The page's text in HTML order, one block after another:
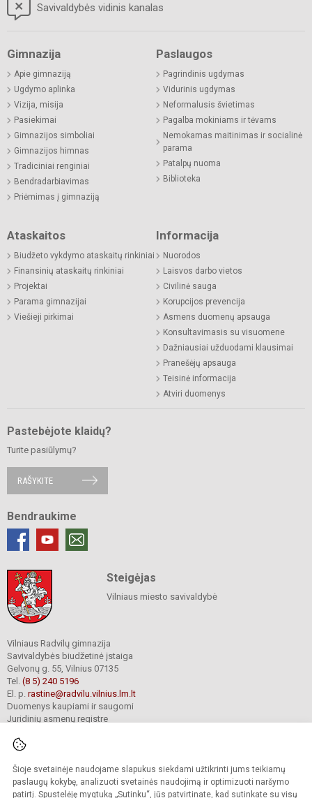
Šioje svetainėje naudojame slapukus siekdami užtikrinti jums teikiamų
paslaugų kokybę, analizuoti svetainės naudojimą ir optimizuoti naršymo
patirtį. Spustelėję mygtuką „Sutinku“, jūs patvirtinate, kad sutinkate su visų
Savivaldybės vidinis kanalas
Gimnazija
Apie gimnaziją
Ugdymo aplinka
Vizija, misija
Pasiekimai
Gimnazijos simboliai
Gimnazijos himnas
Tradiciniai renginiai
Bendradarbiavimas
Priėmimas į gimnaziją
Paslaugos
Pagrindinis ugdymas
Vidurinis ugdymas
Neformalusis švietimas
Pagalba mokiniams ir tėvams
Nemokamas maitinimas ir socialinė
parama
Patalpų nuoma
Biblioteka
Ataskaitos
Biudžeto vykdymo ataskaitų rinkiniai
Finansinių ataskaitų rinkiniai
Projektai
Parama gimnazijai
Viešieji pirkimai
Informacija
Nuorodos
Laisvos darbo vietos
Civilinė sauga
Korupcijos prevencija
Asmens duomenų apsauga
Konsultavimasis su visuomene
Dažniausiai užduodami klausimai
Pranešėjų apsauga
Teisinė informacija
Atviri duomenys
Pastebėjote klaidų?
Turite pasiūlymų?
RAŠYKITE
Bendraukime
Steigėjas
Vilniaus miesto savivaldybė
Vilniaus Radvilų gimnazija
Savivaldybės biudžetinė įstaiga
Gelvonų g. 55, Vilnius 07135
Tel. (8 5) 240 5196
El. p. rastine@radvilu.vilnius.lm.lt
Duomenys kaupiami ir saugomi
Juridinių asmenų registre
© 2022. Vilniaus Radvilų gimnazija. Visos teisės saugomos.
Kopijuoti turinį be raštiško gimnazijos sutikimo griežtai draudžiama.